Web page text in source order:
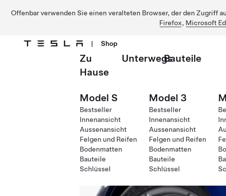
Offenbar verwenden Sie einen veralteten Browser, der den Zugriff
Firefox, Microsoft
| Shop
Zu
Hause
UnterwegsBauteile
Model S
Bestseller
Innenansicht
Aussenansicht
Felgen und Reifen
Bodenmatten
Bauteile
Schlüssel
Model 3
Bestseller
Innenansicht
Aussenansicht
Felgen und Reifen
Bodenmatten
Bauteile
Schlüssel